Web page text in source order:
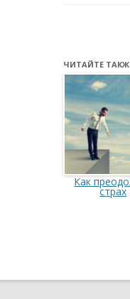
ЧИТАЙТЕ
Как
страх